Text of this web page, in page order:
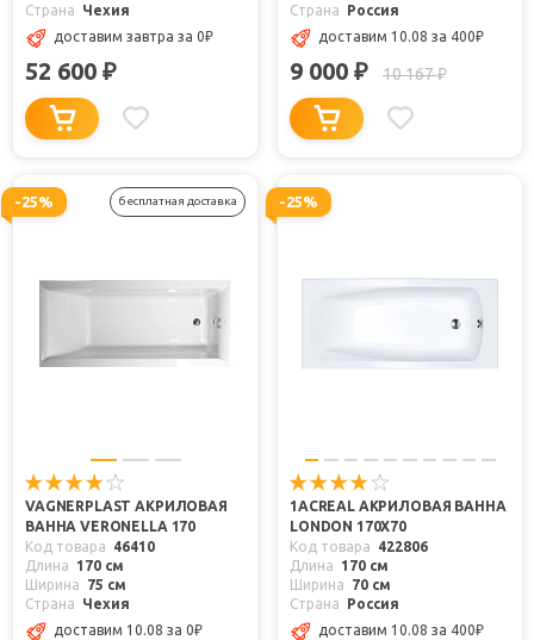
Страна
Чехия
доставим завтра за 0₽
52 600 ₽
Страна
Россия
доставим 10.08 за 400₽
9 000 ₽ 10 167₽
-25% бесплатная доставка
VAGNERPLAST АКРИЛОВАЯ
ВАННА VERONELLA 170
Код товара
46410
Длина
170 см
Ширина
75 см
Страна
Чехия
доставим 10.08 за 0₽
-25%
1ACREAL АКРИЛОВАЯ ВАННА
LONDON 170X70
Код товара
422806
Длина
170 см
Ширина
70 см
Страна
Россия
доставим 10.08 за 400₽